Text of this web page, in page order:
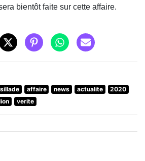
bientôt faite sur cette affaire.
affaire news actualite
2020
verite